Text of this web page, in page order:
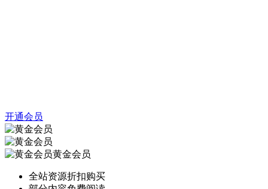
开通会员
黄金会员
全站资源折扣购买